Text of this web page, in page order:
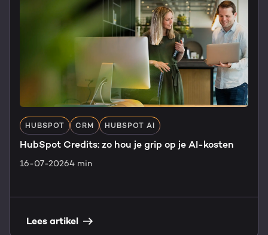
HUBSPOT CRM HUBSPOT AI
HubSpot Credits: zo hou je grip op je AI-kosten
16-07-20264 min
Lees artikel